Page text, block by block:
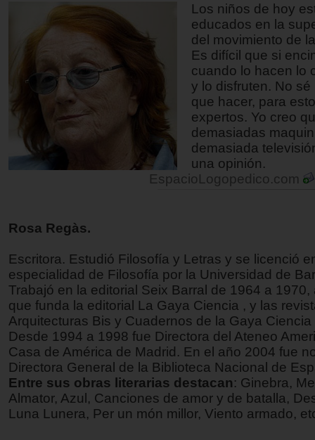
Los niños de hoy
educados en la
del movimiento de
Es difícil que si
cuando lo hacen lo
y lo disfruten. No
que hacer, para
expertos. Yo creo
demasiadas
demasiada
una opinión.
EspacioLogopedico.com
Rosa Regàs.
Escritora. Estudió Filosofía y Letras y se licenció
especialidad de Filosofía por la Universidad de
Trabajó en la editorial Seix Barral de 1964 a 1970,
que funda la editorial La Gaya Ciencia , y las
Arquitecturas Bis y Cuadernos de la Gaya Ciencia
Desde 1994 a 1998 fue Directora del Ateneo
Casa de América de Madrid. En el año 2004 fue
Directora General de la Biblioteca Nacional de
Entre sus obras literarias destacan: Ginebra,
Almator, Azul, Canciones de amor y de batalla,
Luna Lunera, Per un món millor, Viento armado,